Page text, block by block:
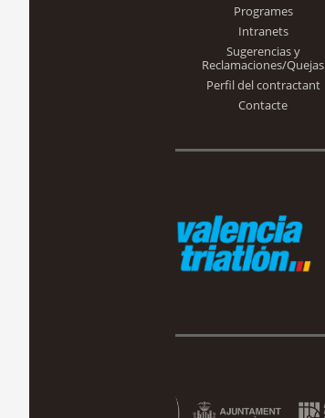
Programes
Intranets
Sugerencias y
Reclamaciones/Quejas
Perfil del contractant
Contacte